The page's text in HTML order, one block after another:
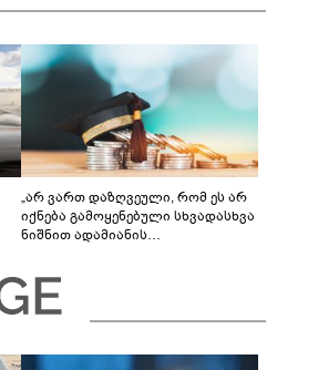
„არ ვართ დაზღვეული, რომ ეს არ
იქნება გამოყენებული სხვადასხვა
ნიშნით ადამიანის
უფსკრულისკენ მიდის“